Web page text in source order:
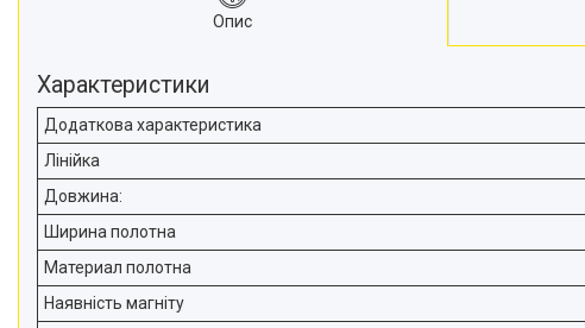
Опис
Характеристики
Додаткова характеристика
Лінійка
Довжина:
Ширина полотна
Материал полотна
Наявність магніту